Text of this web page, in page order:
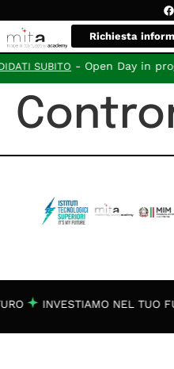
Richiesta
SUBITO- Open Day in
INVESTIAMO NEL TUO